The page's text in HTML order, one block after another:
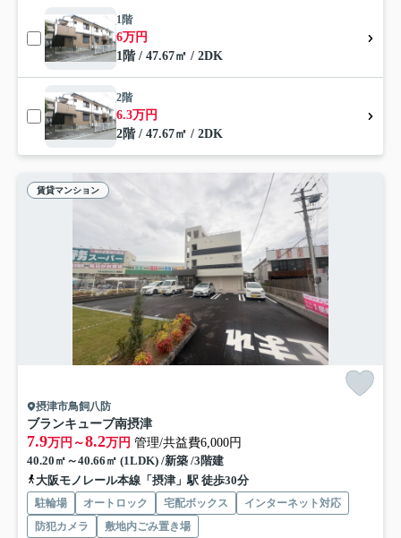
1階
6万円
1階 / 47.67㎡ / 2DK
2階
6.3万円
2階 / 47.67㎡ / 2DK
賃貸マンション
摂津市鳥飼八防
ブランキューブ南摂津
7.9万円～8.2万円 管理/共益費6,000円
40.20㎡～40.66㎡ (1LDK) /新築 /3階建
大阪モノレール本線「摂津」駅 徒歩30分
駐輪場 オートロック 宅配ボックス
インターネット対応
防犯カメラ
敷地内ごみ置き場